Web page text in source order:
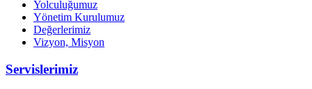
Yolculuğumuz
Yönetim Kurulumuz
Değerlerimiz
Vizyon, Misyon
Servislerimiz